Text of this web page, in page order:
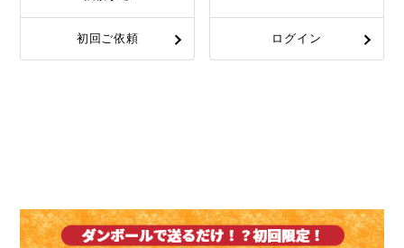
初回ご依頼 ログイン